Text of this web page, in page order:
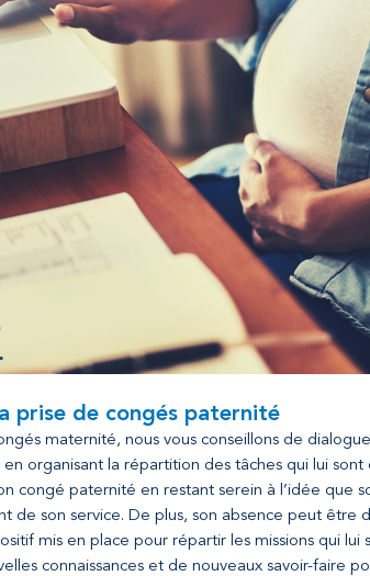
prise de congés paternité
maternité, nous vous conseillons de
organisant la répartition des tâches qui lui sont
congé paternité en restant serein à l’idée que
de son service. De plus, son absence peut être
mis en place pour répartir les missions qui
connaissances et de nouveaux savoir-faire